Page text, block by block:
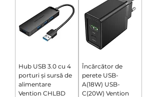
Hub USB 3.0 cu 4
porturi și sursă de
alimentare
Vention CHLBD
Încărcător de
perete USB-
A(18W) USB-
C(20W) Vention